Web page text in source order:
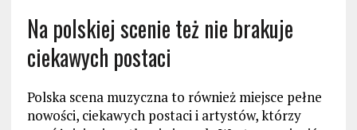
Na polskiej scenie też nie brakuje
ciekawych postaci
Polska scena muzyczna to również miejsce pełne
nowości, ciekawych postaci i artystów, którzy